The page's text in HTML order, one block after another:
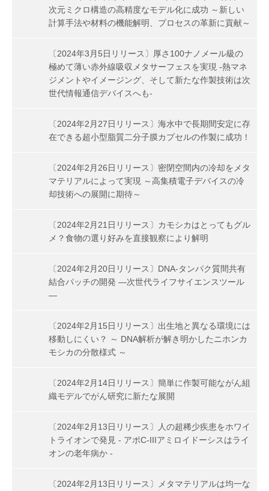
次元ミクロ構造の高精度なモデル化に成功 ～新しい
計算手法や材料の機能解明、プロセスの革新に貢献～
〔2024年3月5日リリース〕厚さ100ナノメール級の
極めて薄い赤外線吸収メタサーフェスを実現 -熱マネ
ジメントやイメージング、そして新たな作製技術は次
世代情報通信デバイスへも-
〔2024年2月27日リリース〕海水中で長期間安定に存
在できる超小型脂質二分子膜カプセルの作製に成功！
〔2024年2月26日リリース〕密閉空間内の冷却をメタ
マテリアルによって実現 ～高集積電子デバイスの冷
却技術への展開に期待～
〔2024年2月21日リリース〕カモシカはとってもグル
メ？食物の選り好みを直接観察により解明
〔2024年2月20日リリース〕DNA-タンパク質間共有
結合パッチの開発 ―次世代ライフサイエンスツール
―
〔2024年2月15日リリース〕出生地と異なる環境には
移動しにくい？ ～ DNA解析が解き明かしたニホンカ
モシカの分散様式 ～
〔2024年2月14日リリース〕簡単に作製可能ながん組
織モデルでがん研究に新たな展開
〔2024年2月13日リリース〕人の超稀少疾患をホワイ
トライオンで発見 - アポC-IIIアミロイドーシスはライ
オンの老年病か -
〔2024年2月13日リリース〕メタマテリアルは均一な